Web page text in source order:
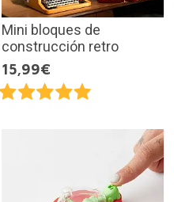
Mini bloques de
construcción retro
15,99€